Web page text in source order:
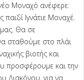
Μοναχό ανέφερε:
Ιγνάτιε Μοναχέ.
Θα σε
σταθούμε στο πλάι
βιοτής και
προσφέρουμε και την
Διακόνου, για να